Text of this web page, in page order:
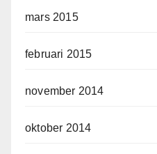
mars 2015
februari 2015
november 2014
oktober 2014